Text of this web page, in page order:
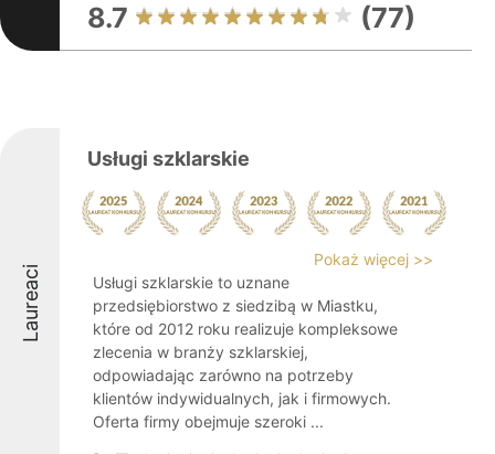
8.7 (77)
Laureaci
Usługi szklarskie
Pokaż więcej >>
Usługi szklarskie to uznane
przedsiębiorstwo z siedzibą w Miastku,
które od 2012 roku realizuje kompleksowe
zlecenia w branży szklarskiej,
odpowiadając zarówno na potrzeby
klientów indywidualnych, jak i firmowych.
Oferta firmy obejmuje szeroki ...